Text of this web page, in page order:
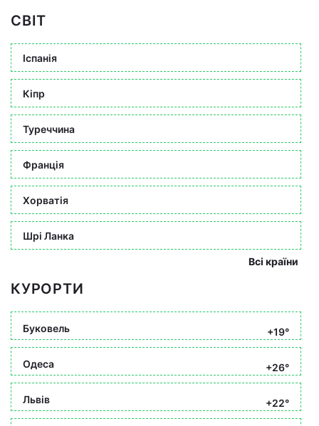
СВІТ
Іспанія
Кіпр
Туреччина
Франція
Хорватія
Шрі Ланка
Всі країни
КУРОРТИ
Буковель +19°
Одеса +26°
Львів +22°